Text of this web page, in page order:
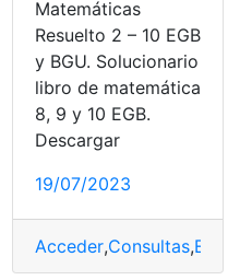
Matemáticas
Resuelto 2 – 10 EGB
y BGU. Solucionario
libro de matemática
8, 9 y 10 EGB.
Descargar
19/07/2023
Acceder,Consultas,